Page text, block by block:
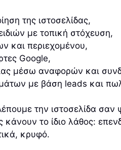
της ιστοσελίδας,
με τοπική στόχευση,
και περιεχομένου,
Google,
μέσω αναφορών και
με βάση leads και
την ιστοσελίδα
κάνουν το ίδιο λάθος:
κρυφό.